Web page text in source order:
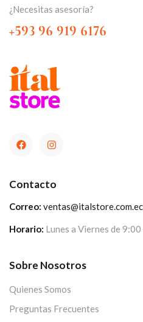
¿Necesitas asesoría?
+593 96 919 6176
Contacto
Correo: ventas@italstore.com.ec
Horario: Lunes a Viernes de 9:00
Sobre Nosotros
Quienes Somos
Preguntas Frecuentes